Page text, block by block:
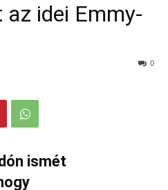
idei Emmy-
0
ismét